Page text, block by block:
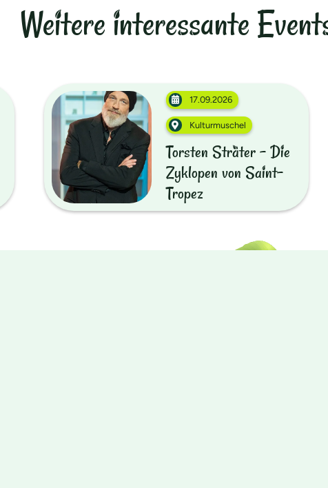
Weitere interessante
17.09.2026
Kulturmuschel
Torsten Sträter - Die
Zyklopen von Saint-
Tropez